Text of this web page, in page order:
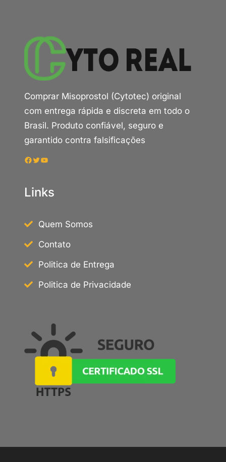
Comprar Misoprostol (Cytotec) original
com entrega rápida e discreta em todo o
Brasil. Produto confiável, seguro e
garantido contra falsificações
Facebook Twitter Youtube
Links
Quem Somos
Contato
Politica de Entrega
Politica de Privacidade